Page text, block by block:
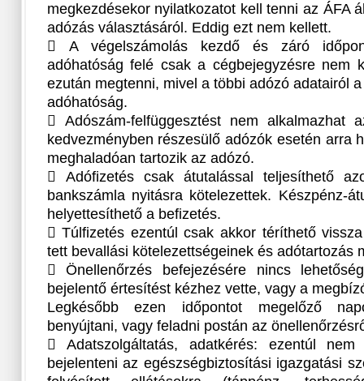
megkezdésekor nyilatkozatot kell tenni az ÁFA
adózás választásáról. Eddig ezt nem kellett.
 A végelszámolás kezdő és záró
adóhatóság felé csak a cégbejegyzésre nem
ezután megtenni, mivel a többi adózó adatairól
adóhatóság.
 Adószám-felfüggesztést nem alkalmazhat
kedvezményben részesülő adózók esetén arra
meghaladóan tartozik az adózó.
 Adófizetés csak átutalással teljesíthető
bankszámla nyitásra kötelezettek. Készpénz-
helyettesíthető a befizetés.
 Túlfizetés ezentúl csak akkor téríthető
tett bevallási kötelezettségeinek és adótartozás
 Önellenőrzés befejezésére nincs
bejelentő értesítést kézhez vette, vagy a
Legkésőbb ezen időpontot megelőző
benyújtani, vagy feladni postán az
 Adatszolgáltatás, adatkérés: ezentúl
bejelenteni az egészségbiztosítási igazgatási